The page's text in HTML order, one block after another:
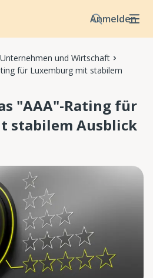
Anmelden
Unternehmen und Wirtschaft
für Luxemburg mit stabilem
"AAA"-Rating für
stabilem Ausblick